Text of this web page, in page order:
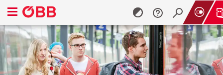
Zum Inhalt springen (Alt + 0)
Zum Menü springen (Alt + 1)
Navigationsmenü öffnen